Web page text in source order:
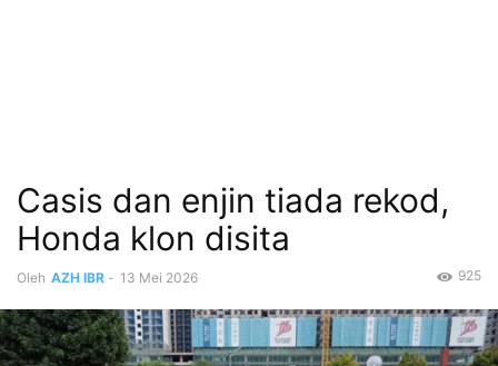
Casis dan enjin tiada rekod,
Honda klon disita
Oleh AZH IBR - 13 Mei 2026 925